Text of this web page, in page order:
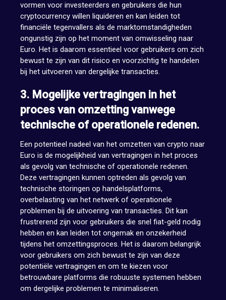
vormen voor investeerders en gebruikers die hun
cryptocurrency willen liquideren en kan leiden tot
financiële tegenvallers als de marktomstandigheden
ongunstig zijn op het moment van omwisseling naar
Euro. Het is daarom essentieel voor gebruikers om zich
bewust te zijn van dit risico en voorzichtig te handelen
bij het uitvoeren van dergelijke transacties.
3. Mogelijke vertragingen in het
proces van omzetting vanwege
technische of operationele redenen.
Een potentieel nadeel van het omzetten van crypto naar
Euro is de mogelijkheid van vertragingen in het proces
als gevolg van technische of operationele redenen.
Deze vertragingen kunnen optreden als gevolg van
technische storingen op handelsplatforms,
overbelasting van het netwerk of operationele
problemen bij de uitvoering van transacties. Dit kan
frustrerend zijn voor gebruikers die snel fiat-geld nodig
hebben en kan leiden tot ongemak en onzekerheid
tijdens het omzettingsproces. Het is daarom belangrijk
voor gebruikers om zich bewust te zijn van deze
potentiële vertragingen en om te kiezen voor
betrouwbare platforms die robuuste systemen hebben
om dergelijke problemen te minimaliseren.